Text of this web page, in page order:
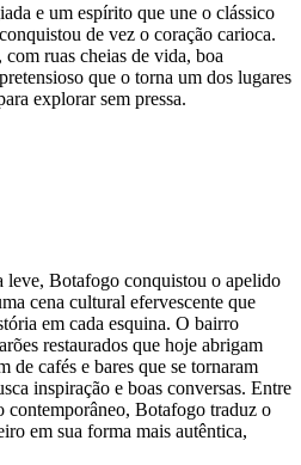
e um espírito que une o clássico
de vez o coração carioca.
ruas cheias de vida, boa
que o torna um dos lugares
explorar sem pressa.
leve, Botafogo conquistou o apelido
cena cultural efervescente que
em cada esquina. O bairro
restaurados que hoje abrigam
de cafés e bares que se tornaram
inspiração e boas conversas. Entre
contemporâneo, Botafogo traduz o
em sua forma mais autêntica,